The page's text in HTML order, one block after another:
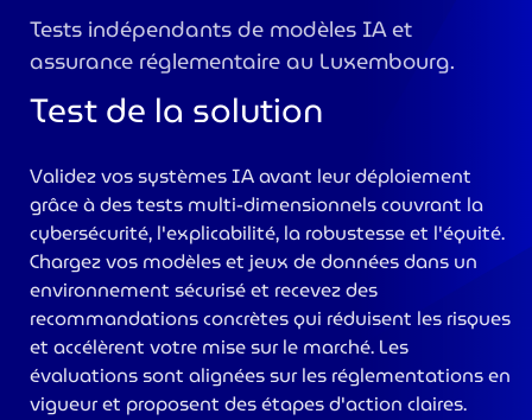
Tests indépendants de modèles IA et
assurance réglementaire au Luxembourg.
Test de la solution
Validez vos systèmes IA avant leur déploiement
grâce à des tests multi-dimensionnels couvrant la
cybersécurité, l'explicabilité, la robustesse et l'équité.
Chargez vos modèles et jeux de données dans un
environnement sécurisé et recevez des
recommandations concrètes qui réduisent les risques
et accélèrent votre mise sur le marché. Les
évaluations sont alignées sur les réglementations en
vigueur et proposent des étapes d'action claires.